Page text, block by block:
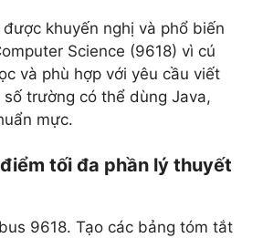
khuyến nghị và phổ biến
Science (9618) vì cú
và phù hợp với yêu cầu viết
trường có thể dùng Java,
mực.
tối đa phần lý thuyết
9618. Tạo các bảng tóm tắt